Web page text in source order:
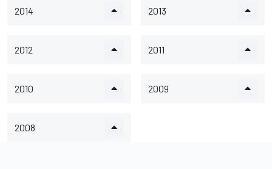
2014 2013
2012 2011
2010 2009
2008